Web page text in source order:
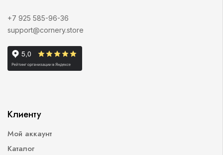
+7 925 585-96-36
support@cornery.store
Клиенту
Мой аккаунт
Каталог